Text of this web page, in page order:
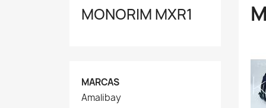
MONORIM MXR1
MARCAS
Amalibay